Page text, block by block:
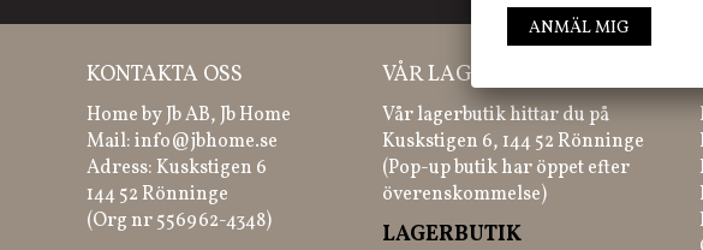
KONTAKTA OSS
Home by Jb AB, Jb Home
Mail:info@jbhome.se
Adress: Kuskstigen 6
144 52 Rönninge
(Org nr 556962-4348)
VÅR LAGERBUTIK
Vår lagerbutik hittar du på
Kuskstigen 6, 144 52 Rönninge
(Pop-up butik har öppet efter
överenskommelse)
LAGERBUTIK
ANMÄL MIG